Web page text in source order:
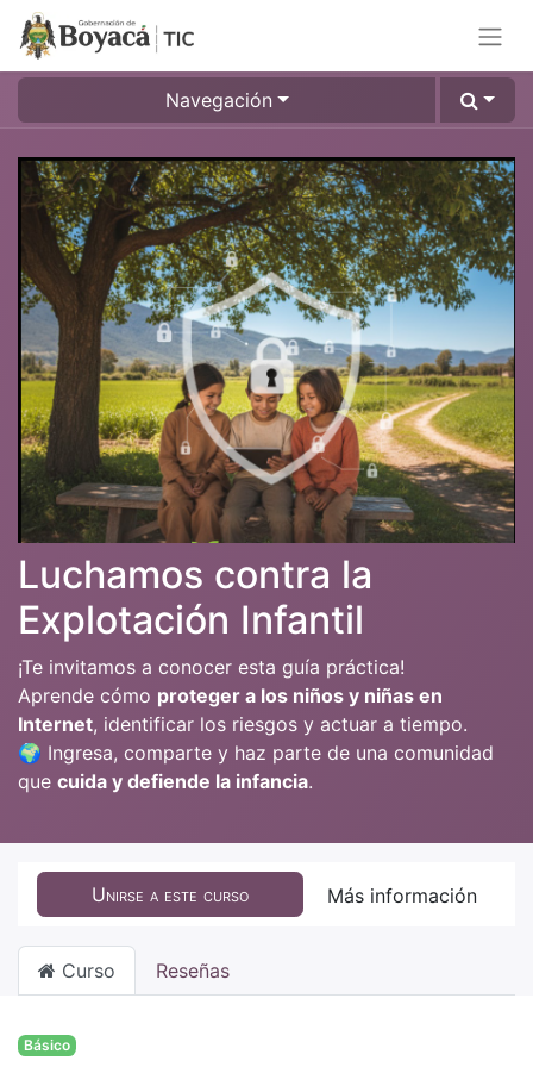
Navegación
Luchamos contra la
Explotación Infantil
¡Te invitamos a conocer esta guía práctica!
Aprende cómo proteger a los niños y niñas en
Internet, identificar los riesgos y actuar a tiempo.
🌍 Ingresa, comparte y haz parte de una comunidad
que cuida y defiende la infancia.
Unirse a este curso Más información
Curso Reseñas
Básico